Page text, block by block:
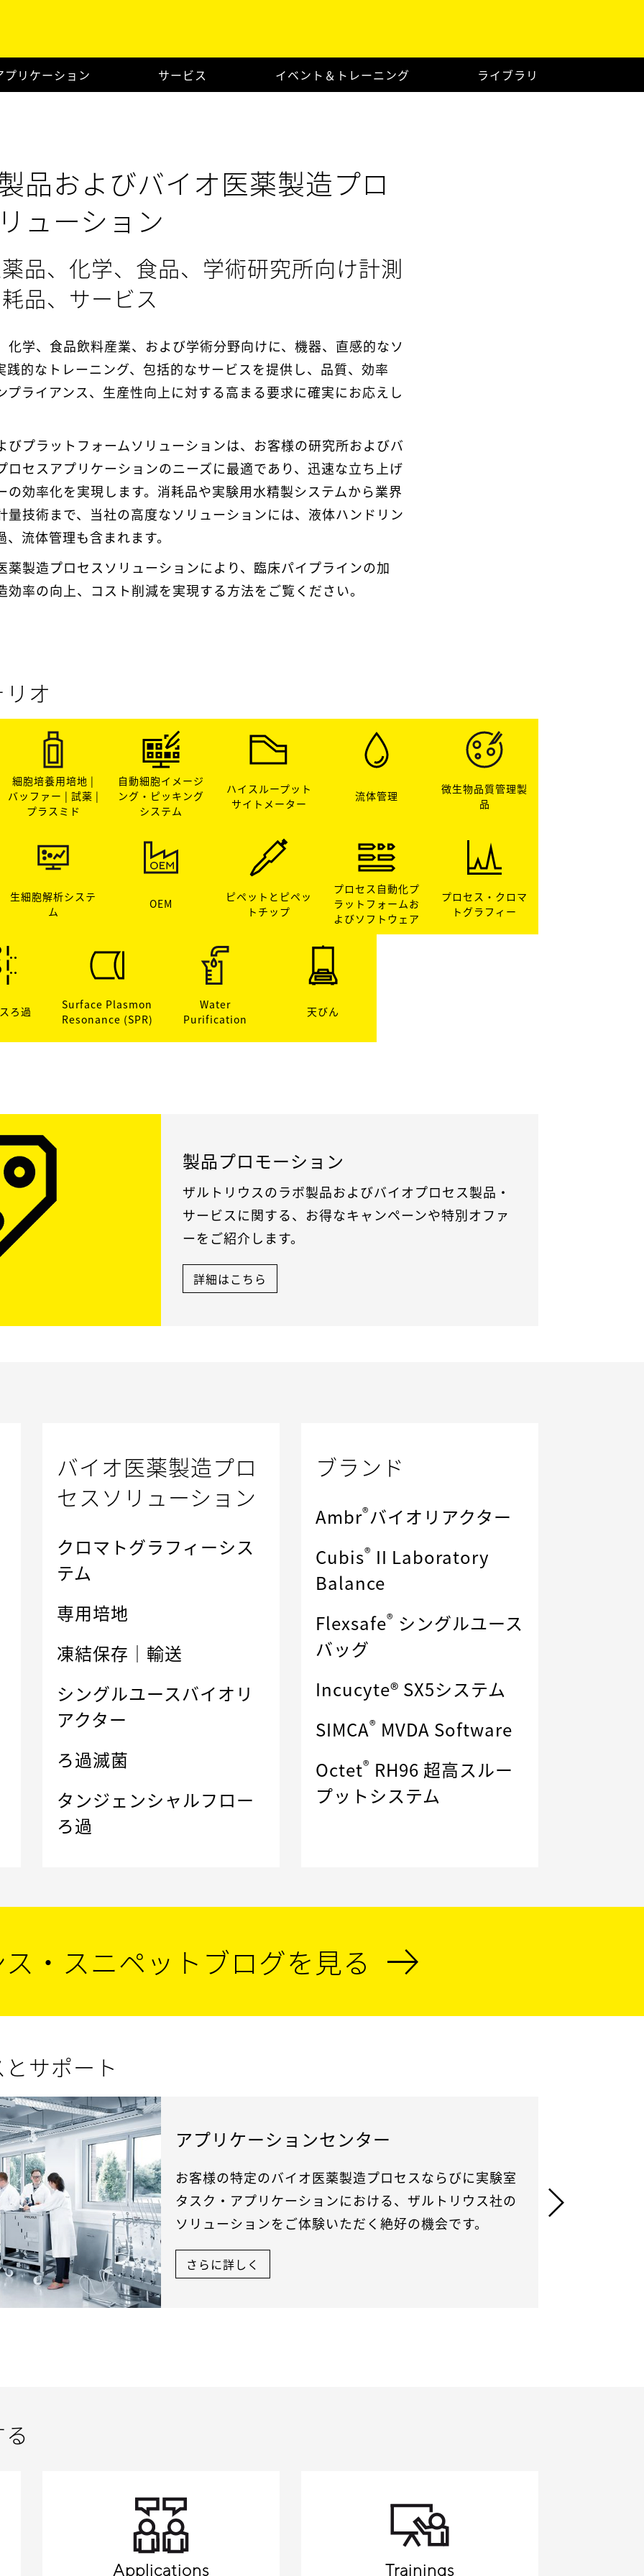
プリケーション サービス イベント＆トレーニング ライブラリ
品およびバイオ医薬製造プロ
ューション
品、化学、食品、学術研究所向け計測
品、サービス
化学、食品飲料産業、および学術分野向けに、機器、直感的なソ
践的なトレーニング、包括的なサービスを提供し、品質、効率
プライアンス、生産性向上に対する高まる要求に確実にお応えし
びプラットフォームソリューションは、お客様の研究所およびバ
ロセスアプリケーションのニーズに最適であり、迅速な立ち上げ
の効率化を実現します。消耗品や実験用水精製システムから業界
量技術まで、当社の高度なソリューションには、液体ハンドリン
流体管理も含まれます。
薬製造プロセスソリューションにより、臨床パイプラインの加
効率の向上、コスト削減を実現する方法をご覧ください。
オ
細胞培養用培地 |
バッファー | 試薬 |
プラスミド
自動細胞イメージ
ング・ピッキング
システム
ハイスループット
サイトメーター
流体管理
微生物品質管理製
品
生細胞解析システ
ム
OEM
ピペットとピペッ
トチップ
プロセス自動化プ
ラットフォームお
よびソフトウェア
プロセス・クロマ
トグラフィー
ろ過
Surface Plasmon
Resonance (SPR)
Water
Purification
天びん
製品プロモーション
ザルトリウスのラボ製品およびバイオプロセス製品・
サービスに関する、お得なキャンペーンや特別オファ
ーをご紹介します。
詳細はこちら
バイオ医薬製造プロ
セスソリューション
クロマトグラフィーシス
テム
専用培地
凍結保存｜輸送
シングルユースバイオリ
アクター
ろ過滅菌
タンジェンシャルフロー
ろ過
ブランド
Ambr®バイオリアクター
Cubis® II Laboratory
Balance
Flexsafe® シングルユース
バッグ
Incucyte® SX5システム
SIMCA® MVDA Software
Octet® RH96 超高スルー
プットシステム
・スニペットブログを見る
サポート
アプリケーションセンター
お客様の特定のバイオ医薬製造プロセスならびに実験室
タスク・アプリケーションにおける、ザルトリウス社の
ソリューションをご体験いただく絶好の機会です。
さらに詳しく
Applications Trainings